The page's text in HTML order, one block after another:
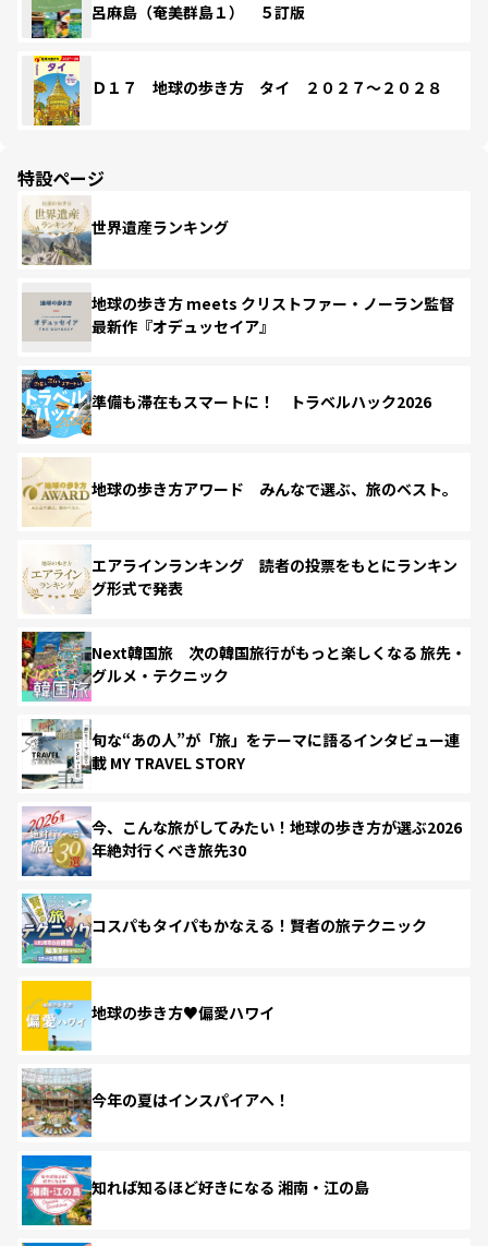
呂麻島（奄美群島１） ５訂版
Ｄ１７ 地球の歩き方 タイ ２０２７～２０２８
特設ページ
世界遺産ランキング
地球の歩き方 meets クリストファー・ノーラン監督
最新作『オデュッセイア』
準備も滞在もスマートに！ トラベルハック2026
地球の歩き方アワード みんなで選ぶ、旅のベスト。
エアラインランキング 読者の投票をもとにランキン
グ形式で発表
Next韓国旅 次の韓国旅行がもっと楽しくなる 旅先・
グルメ・テクニック
旬な“あの人”が「旅」をテーマに語るインタビュー連
載 MY TRAVEL STORY
今、こんな旅がしてみたい！地球の歩き方が選ぶ2026
年絶対行くべき旅先30
コスパもタイパもかなえる！賢者の旅テクニック
地球の歩き方♥偏愛ハワイ
今年の夏はインスパイアへ！
知れば知るほど好きになる 湘南・江の島